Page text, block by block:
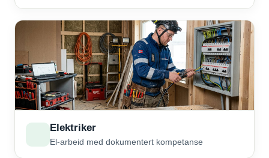
Elektriker
El-arbeid med dokumentert kompetanse